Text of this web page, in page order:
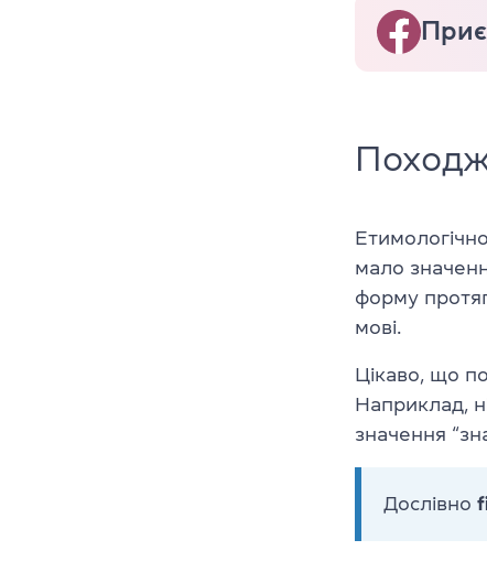
мало
форму
мові.
Цікаво, що
Наприклад,
значення
Дослівно